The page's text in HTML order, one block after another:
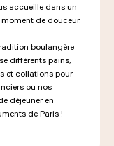
accueille dans un
de douceur.
boulangère
différents pains,
et collations pour
ou nos
déjeuner en
de Paris !